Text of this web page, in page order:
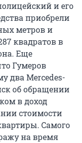
и его
приобрели
метров и
квадратов в
Еще
Гумеров
два Mercedes-
об обращении
в доход
стоимости
Самого
на время